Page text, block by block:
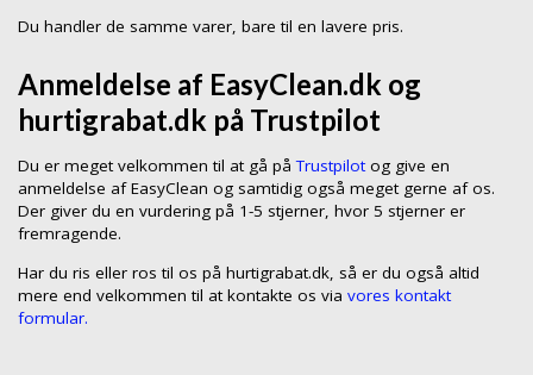
Du handler de samme varer, bare til en lavere pris.
Anmeldelse af EasyClean.dk og
hurtigrabat.dk på Trustpilot
Du er meget velkommen til at gå påTrustpilotog give en
anmeldelse af EasyClean og samtidig også meget gerne af os.
Der giver du en vurdering på 1-5 stjerner, hvor 5 stjerner er
fremragende.
Har du ris eller ros til os på hurtigrabat.dk, så er du også altid
mere end velkommen til at kontakte os via vores kontakt
formular.